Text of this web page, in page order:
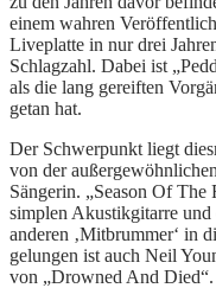
einem wahren
Liveplatte in nur drei
Schlagzahl. Dabei ist
als die lang gereiften
getan hat.
Der Schwerpunkt liegt
von der
Sängerin. „Season Of
simplen Akustikgitarre und
anderen ‚Mitbrummer‘ in
gelungen ist auch Neil
von „Drowned And